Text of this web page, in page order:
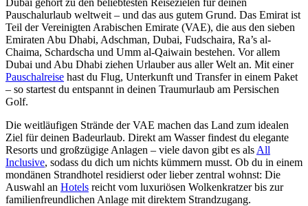
Pauschalurlaub weltweit – und das aus gutem Grund. Das Emirat ist
Teil der Vereinigten Arabischen Emirate (VAE), die aus den sieben
Emiraten Abu Dhabi, Adschman, Dubai, Fudschaira, Ra’s al-
Chaima, Schardscha und Umm al-Qaiwain bestehen. Vor allem
Dubai und Abu Dhabi ziehen Urlauber aus aller Welt an. Mit einer
Pauschalreise hast du Flug, Unterkunft und Transfer in einem Paket
– so startest du entspannt in deinen Traumurlaub am Persischen
Golf.
Die weitläufigen Strände der VAE machen das Land zum idealen
Ziel für deinen Badeurlaub. Direkt am Wasser findest du elegante
Resorts und großzügige Anlagen – viele davon gibt es als All
Inclusive, sodass du dich um nichts kümmern musst. Ob du in einem
mondänen Strandhotel residierst oder lieber zentral wohnst: Die
Auswahl an Hotels reicht vom luxuriösen Wolkenkratzer bis zur
familienfreundlichen Anlage mit direktem Strandzugang.